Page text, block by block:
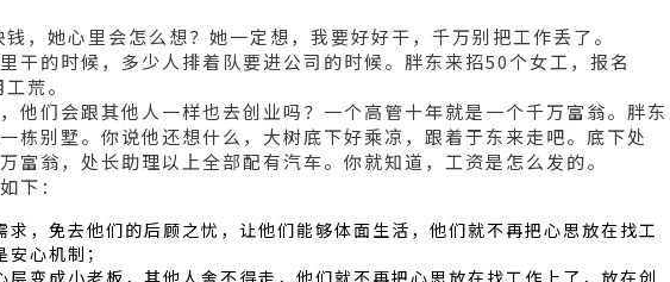
，她心里会怎么想？她一定想，我要好好干，千万别把工作丢了。
干的时候，多少人排着队要进公司的时候。胖东来招50个女工，报名
荒。
他们会跟其他人一样也去创业吗？一个高管十年就是一个千万富翁。胖东
栋别墅。你说他还想什么，大树底下好乘凉，跟着于东来走吧。底下处
富翁，处长助理以上全部配有汽车。你就知道，工资是怎么发的。
下：
求，免去他们的后顾之忧，让他们能够体面生活，他们就不再把心思放在找工
心机制；
层变成小老板，其他人舍不得走，他们就不再把心思放在找工作上了，放在创